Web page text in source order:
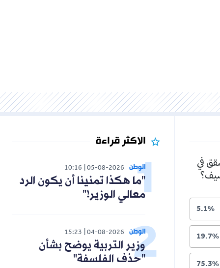
الأكثر قراءة
05-08-2026
10:16
"ما هكذا تمنينا أن يكون الرد
معالي الوزير!"
04-08-2026
15:23
وزير التربية يوضح بشأن
"حذف الفلسفة"